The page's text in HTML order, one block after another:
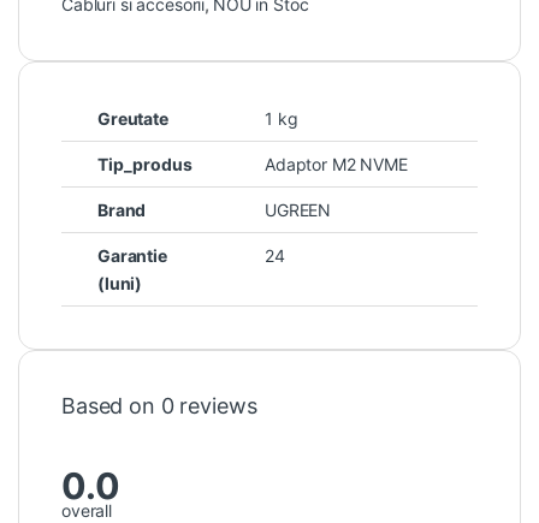
Cabluri si accesorii, NOU in Stoc
Greutate 1 kg
Tip_produs Adaptor M2 NVME
Brand UGREEN
Garantie
(luni)
24
Based on 0 reviews
0.0
overall